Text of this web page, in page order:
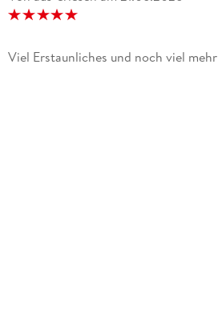
Viel Erstaunliches und noch viel mehr